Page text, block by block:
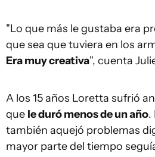
"Lo que más le gustaba era
que sea que tuviera en los
Era muy creativa", cuenta
A los 15 años Loretta sufrió
que le duró menos de un año.
también aquejó problemas
mayor parte del tiempo